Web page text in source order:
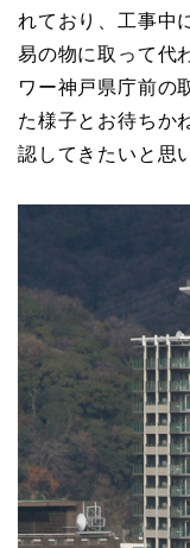
れており、工事中
易の物に取って代
ワー神戸県庁前の
た様子とお待ちか
認してきたいと思